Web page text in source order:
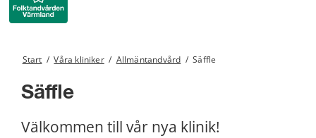
Start / Våra kliniker / Allmäntandvård / Säffle
Säffle
Välkommen till vår nya klinik!